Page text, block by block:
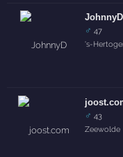
JohnnyD
♂ 47
's-
♂ 43
Zeewolde